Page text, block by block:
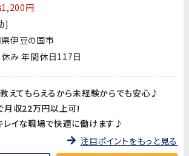
円
]
伊豆の国市
み 年間休日117日
えてもらえるから未経験からでも安心♪
月収22万円以上可!
イな職場で快適に働けます♪
注目ポイントをもっと見る